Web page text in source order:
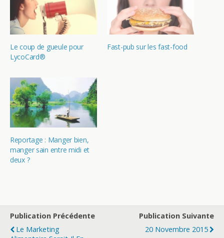
Le coup de gueule pour
LycoCard®
Fast-pub sur les fast-food
Reportage : Manger bien,
manger sain entre midi et
deux ?
Publication Précédente
Le Marketing
Publication Suivante
20 Novembre 2015